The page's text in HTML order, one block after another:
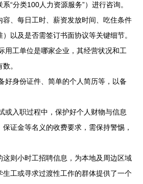
“分类100人力资源服务”）进行咨询。
容、每日工时、薪资发放时间、吃住条件
）以及是否需签订书面协议等关键细节。
用工单位是哪家企业，其经营状况和工
。
好身份证件、简单的个人简历等，以备
或入职过程中，保护好个人财物与信息
证金等名义的收费要求，需保持警惕，
这则小时工招聘信息，为本地及周边区域
生工或寻求过渡性工作的群体提供了一个